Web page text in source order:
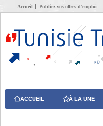
Accueil Publiez vos offres d’emploi
ACCUEIL À LA UNE